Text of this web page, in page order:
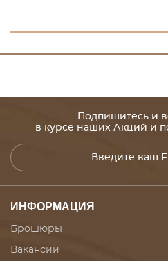
Подпишитесь и
в курсе наших Акций и
ИНФОРМАЦИЯ
Брошюры
Вакансии